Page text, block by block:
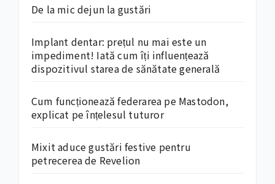
De la mic dejun la gustări
Implant dentar: prețul nu mai este un
impediment! Iată cum îți influențează
dispozitivul starea de sănătate generală
Cum funcționează federarea pe Mastodon,
explicat pe înțelesul tuturor
Mixit aduce gustări festive pentru
petrecerea de Revelion